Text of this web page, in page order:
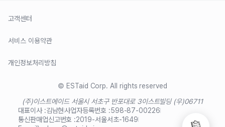
고객센터
서비스 이용약관
개인정보처리방침
© ESTaid Corp. All rights reserved
(주)이스트에이드 서울시 서초구 반포대로 3이스트빌딩 (우)06711
대표이사 :김남현사업자등록번호 :598-87-00226
통신판매업신고번호 :2019-서울서초-1649